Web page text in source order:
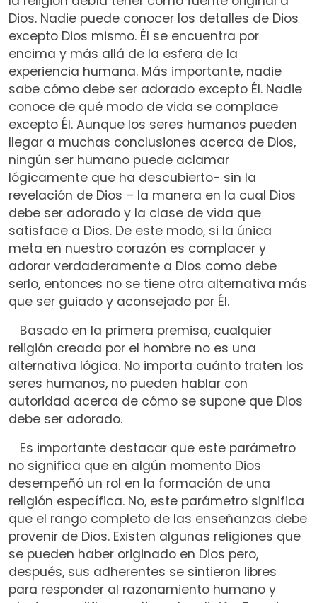
Dios. Nadie puede conocer los detalles de Dios
excepto Dios mismo. Él se encuentra por
encima y más allá de la esfera de la
experiencia humana. Más importante, nadie
sabe cómo debe ser adorado excepto Él. Nadie
conoce de qué modo de vida se complace
excepto Él. Aunque los seres humanos pueden
llegar a muchas conclusiones acerca de Dios,
ningún ser humano puede aclamar
lógicamente que ha descubierto- sin la
revelación de Dios – la manera en la cual Dios
debe ser adorado y la clase de vida que
satisface a Dios. De este modo, si la única
meta en nuestro corazón es complacer y
adorar verdaderamente a Dios como debe
serlo, entonces no se tiene otra alternativa más
que ser guiado y aconsejado por Él.
Basado en la primera premisa, cualquier
religión creada por el hombre no es una
alternativa lógica. No importa cuánto traten los
seres humanos, no pueden hablar con
autoridad acerca de cómo se supone que Dios
debe ser adorado.
Es importante destacar que este parámetro
no significa que en algún momento Dios
desempeñó un rol en la formación de una
religión específica. No, este parámetro significa
que el rango completo de las enseñanzas debe
provenir de Dios. Existen algunas religiones que
se pueden haber originado en Dios pero,
después, sus adherentes se sintieron libres
para responder al razonamiento humano y